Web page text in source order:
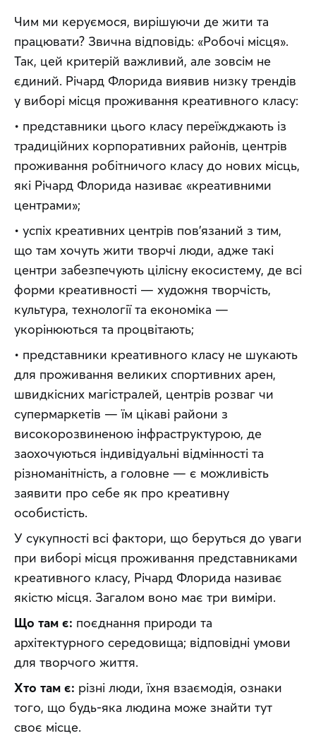
Чим ми керуємося, вирішуючи де жити та
працювати? Звична відповідь: «Робочі місця».
Так, цей критерій важливий, але зовсім не
єдиний. Річард Флорида виявив низку трендів
у виборі місця проживання креативного класу:
• представники цього класу переїжджають із
традиційних корпоративних районів, центрів
проживання робітничого класу до нових місць,
які Річард Флорида називає «креативними
центрами»;
• успіх креативних центрів пов’язаний з тим,
що там хочуть жити творчі люди, адже такі
центри забезпечують цілісну екосистему, де всі
форми креативності — художня творчість,
культура, технології та економіка —
укорінюються та процвітають;
• представники креативного класу не шукають
для проживання великих спортивних арен,
швидкісних магістралей, центрів розваг чи
супермаркетів — їм цікаві райони з
високорозвиненою інфраструктурою, де
заохочуються індивідуальні відмінності та
різноманітність, а головне — є можливість
заявити про себе як про креативну
особистість.
У сукупності всі фактори, що беруться до уваги
при виборі місця проживання представниками
креативного класу, Річард Флорида називає
якістю місця. Загалом воно має три виміри.
Що там є: поєднання природи та
архітектурного середовища; відповідні умови
для творчого життя.
Хто там є: різні люди, їхня взаємодія, ознаки
того, що будь-яка людина може знайти тут
своє місце.